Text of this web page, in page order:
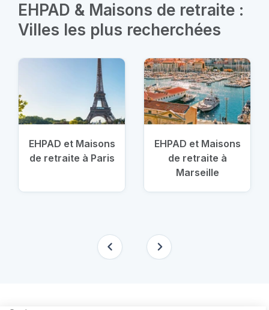
EHPAD & Maisons de retraite :
Villes les plus recherchées
EHPAD et Maisons
de retraite à Paris
EHPAD et Maisons
de retraite à
Marseille